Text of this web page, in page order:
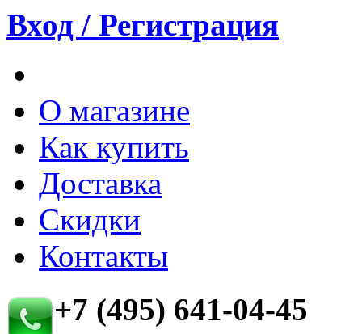
Вход / Регистрация
О магазине
Как купить
Доставка
Скидки
Контакты
+7 (495) 641-04-45